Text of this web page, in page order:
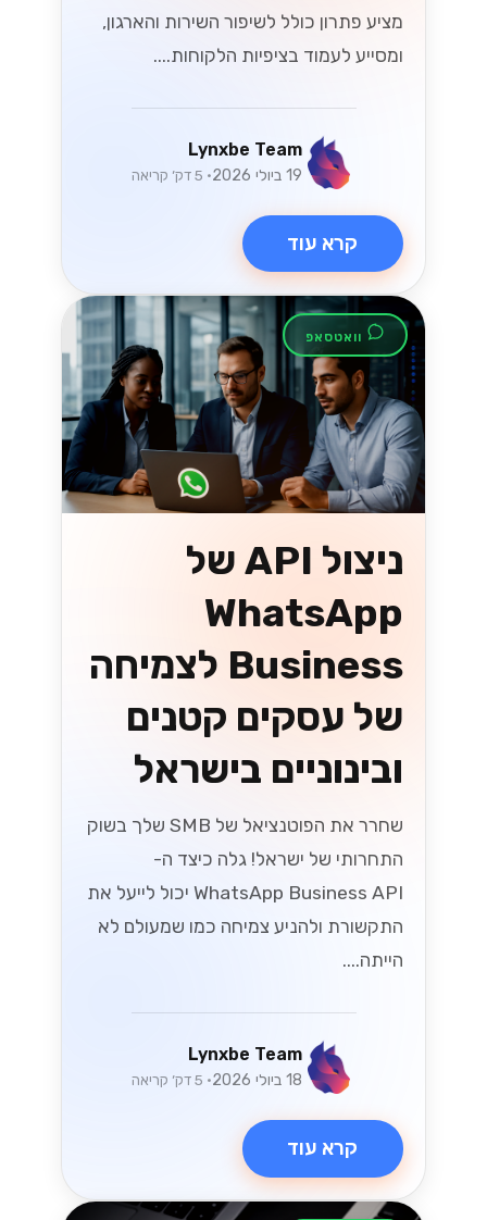
מציע פתרון כולל לשיפור השירות והארגון,
ומסייע לעמוד בציפיות הלקוחות....
Lynxbe Team
19 ביולי 2026 • 5 דק׳ קריאה
קרא עוד
וואטסאפ
ניצול API של
WhatsApp
Business לצמיחה
של עסקים קטנים
ובינוניים בישראל
שחרר את הפוטנציאל של SMB שלך בשוק
התחרותי של ישראל! גלה כיצד ה-
WhatsApp Business API יכול לייעל את
התקשורת ולהניע צמיחה כמו שמעולם לא
הייתה....
Lynxbe Team
18 ביולי 2026 • 5 דק׳ קריאה
קרא עוד